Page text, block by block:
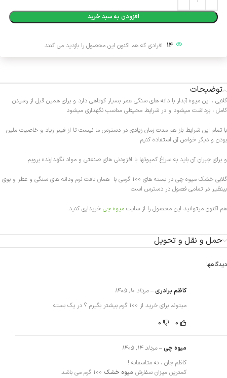
افزودن به سبد خرید
14 افرادی که هم اکنون این محصول را بازدید می کنند
توضیحات
گلابی ، این میوه آبدار با دانه های سنگی عمر بسیار کوتاهی دارد و برای همین قبل از رسیدن
کامل ، برداشت میشود و در شرایط محیطی مناسب نگهداری میشود
با تمام این شرایط باز هم مدت زمان زیادی در دسترس ما نیست تا از فیبر زیاد و خاصیت ملین
بودن و دیگر خواص آن استفاده کنیم
و برای جبران آن باید به سراغ کمپوتها با افزودنی های صنعتی و مواد نگهدارنده برویم
گلابی خشک میوه چی در بسته های 100 گرمی با همان بافت نرم ودانه های سنگی و عطر و بوی
بینظیر در تمامی فصول در دسترس است
هم اکنون میتوانید این محصول را از سایت میوه چی خریداری کنید.
حمل و نقل و تحویل
دیدگاهها
کاظم برادری– مرداد 10, 1405
میتونم برای خرید از 100 گرم بیشتر بگیرم ؟ در یک بسته
0
0
میوه چی– مرداد 14, 1405
کاظم جان ، نه متاسفانه !
کمترین میزان سفارش میوه خشک